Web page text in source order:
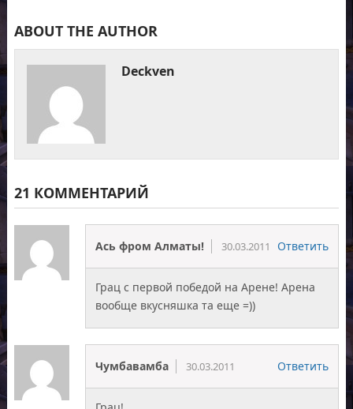
ABOUT THE AUTHOR
Deckven
21 КОММЕНТАРИЙ
Ась фром Алматы! 30.03.2011 Ответить
Грац с первой победой на Арене! Арена
вообще вкусняшка та еще =))
Чумбавамба 30.03.2011 Ответить